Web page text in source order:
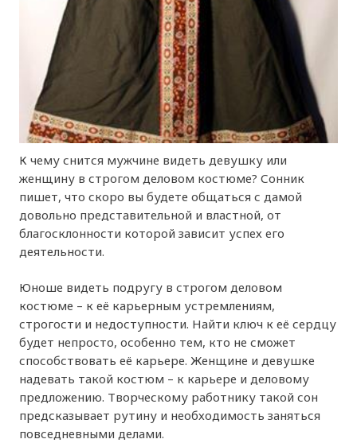
К чему снится мужчине видеть девушку или
женщину в строгом деловом костюме? Сонник
пишет, что скоро вы будете общаться с дамой
довольно представительной и властной, от
благосклонности которой зависит успех его
деятельности.
Юноше видеть подругу в строгом деловом
костюме – к её карьерным устремлениям,
строгости и недоступности. Найти ключ к её сердцу
будет непросто, особенно тем, кто не сможет
способствовать её карьере. Женщине и девушке
надевать такой костюм – к карьере и деловому
предложению. Творческому работнику такой сон
предсказывает рутину и необходимость заняться
повседневными делами.